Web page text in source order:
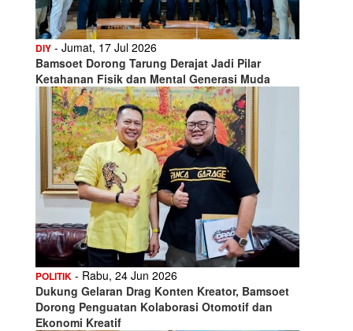
DIY - Jumat, 17 Jul 2026
Bamsoet Dorong Tarung Derajat Jadi Pilar
Ketahanan Fisik dan Mental Generasi Muda
POLITIK - Rabu, 24 Jun 2026
Dukung Gelaran Drag Konten Kreator, Bamsoet
Dorong Penguatan Kolaborasi Otomotif dan
Ekonomi Kreatif